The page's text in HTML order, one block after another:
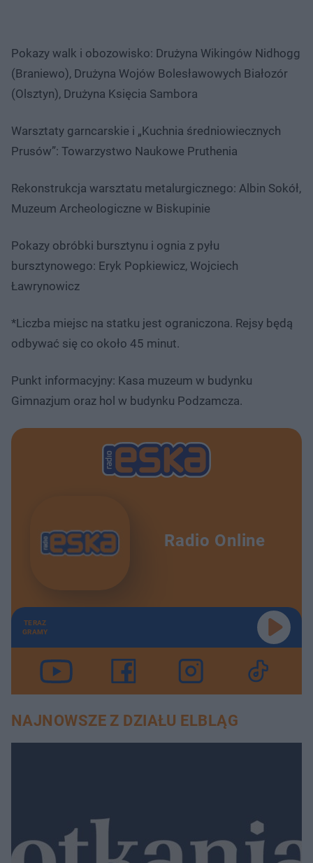
Pokazy walk i obozowisko: Drużyna Wikingów Nidhogg
(Braniewo), Drużyna Wojów Bolesławowych Białozór
(Olsztyn), Drużyna Księcia Sambora
Warsztaty garncarskie i „Kuchnia średniowiecznych
Prusów”: Towarzystwo Naukowe Pruthenia
Rekonstrukcja warsztatu metalurgicznego: Albin Sokół,
Muzeum Archeologiczne w Biskupinie
Pokazy obróbki bursztynu i ognia z pyłu
bursztynowego: Eryk Popkiewicz, Wojciech
Ławrynowicz
*Liczba miejsc na statku jest ograniczona. Rejsy będą
odbywać się co około 45 minut.
Punkt informacyjny: Kasa muzeum w budynku
Gimnazjum oraz hol w budynku Podzamcza.
Radio Online
TERAZ
GRAMY
NAJNOWSZE Z DZIAŁU ELBLĄG